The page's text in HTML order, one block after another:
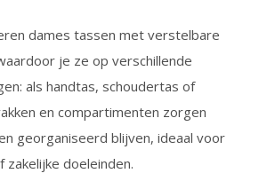
dames tassen met verstelbare
je ze op verschillende
als handtas, schoudertas of
en compartimenten zorgen
georganiseerd blijven, ideaal voor
zakelijke doeleinden.